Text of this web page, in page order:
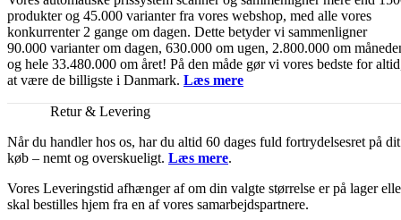
produkter og 45.000 varianter fra vores webshop, med alle vores
konkurrenter 2 gange om dagen. Dette betyder vi sammenligner
90.000 varianter om dagen, 630.000 om ugen, 2.800.000 om
og hele 33.480.000 om året! På den måde gør vi vores bedste for
at være de billigste i Danmark. Læs mere
Retur & Levering
Når du handler hos os, har du altid 60 dages fuld fortrydelsesret på dit
køb – nemt og overskueligt. Læs mere.
Vores Leveringstid afhænger af om din valgte størrelse er på lager
skal bestilles hjem fra en af vores samarbejdspartnere.